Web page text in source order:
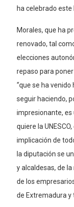
ha celebrado este
Morales, que ha
renovado, tal
elecciones
repaso para
“que se ha
seguir haciendo,
impresionante, es
quiere la
implicación de
la diputación se
y alcaldesas, de
de los
de Extremadura y